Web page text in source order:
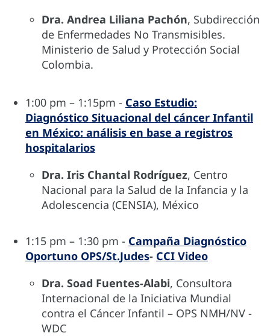
Dra. Andrea Liliana Pachón, Subdirección
de Enfermedades No Transmisibles.
Ministerio de Salud y Protección Social
Colombia.
1:00 pm – 1:15pm - Caso Estudio:
Diagnóstico Situacional del cáncer Infantil
en México: análisis en base a registros
hospitalarios
Dra. Iris Chantal Rodríguez, Centro
Nacional para la Salud de la Infancia y la
Adolescencia (CENSIA), México
1:15 pm – 1:30 pm - Campaña Diagnóstico
Oportuno OPS/St.Judes- CCI Video
Dra. Soad Fuentes-Alabi, Consultora
Internacional de la Iniciativa Mundial
contra el Cáncer Infantil – OPS NMH/NV -
WDC